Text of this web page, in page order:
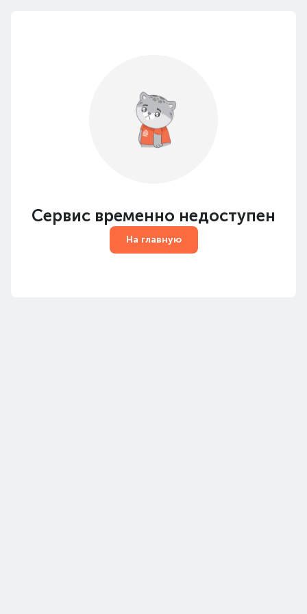
Сервис временно недоступен
На главную